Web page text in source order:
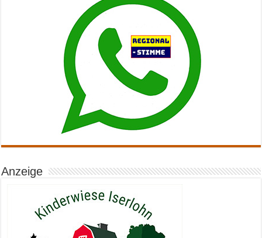
Anzeige